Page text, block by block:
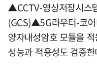
▲CCTV-영상저장시스
(GCS)▲5G라우터-코
양자내성암호 모듈을
성능과 적용성도 검증한